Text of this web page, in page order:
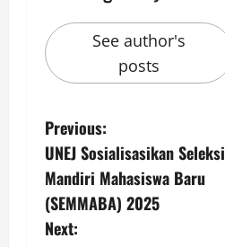
See author's
posts
P
o
s
Previous:
UNEJ Sosialisasikan Seleksi
Mandiri Mahasiswa Baru
(SEMMABA) 2025
Next: